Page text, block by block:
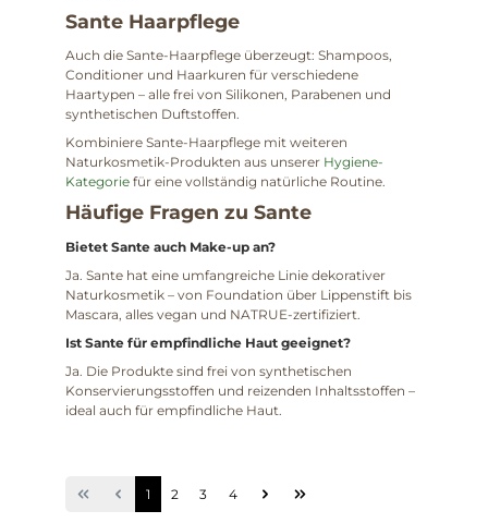
Sante Haarpflege
Auch die Sante-Haarpflege überzeugt: Shampoos,
Conditioner und Haarkuren für verschiedene
Haartypen – alle frei von Silikonen, Parabenen und
synthetischen Duftstoffen.
Kombiniere Sante-Haarpflege mit weiteren
Naturkosmetik-Produkten aus unserer Hygiene-
Kategorie für eine vollständig natürliche Routine.
Häufige Fragen zu Sante
Bietet Sante auch Make-up an?
Ja. Sante hat eine umfangreiche Linie dekorativer
Naturkosmetik – von Foundation über Lippenstift bis
Mascara, alles vegan und NATRUE-zertifiziert.
Ist Sante für empfindliche Haut geeignet?
Ja. Die Produkte sind frei von synthetischen
Konservierungsstoffen und reizenden Inhaltsstoffen –
ideal auch für empfindliche Haut.
1 2 3 4